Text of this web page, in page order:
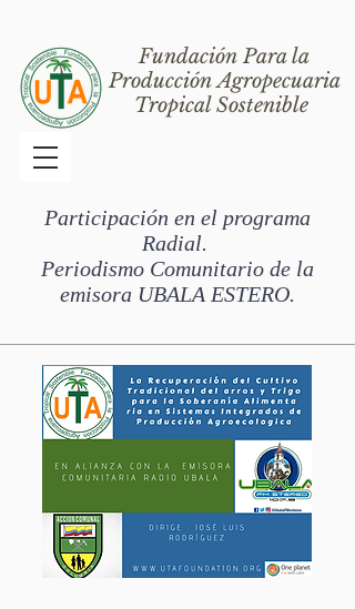
Fundación Para la
Producción Agropecuaria
Tropical Sostenible
Participación en el programa
Radial.
Periodismo Comunitario de la
emisora UBALA ESTERO.